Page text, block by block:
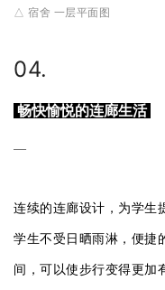
△ 宿舍 一层平面图
04.
畅快愉悦的连廊生活
—
连续的连廊设计，为学生
学生不受日晒雨淋，便捷
间，可以使步行变得更加